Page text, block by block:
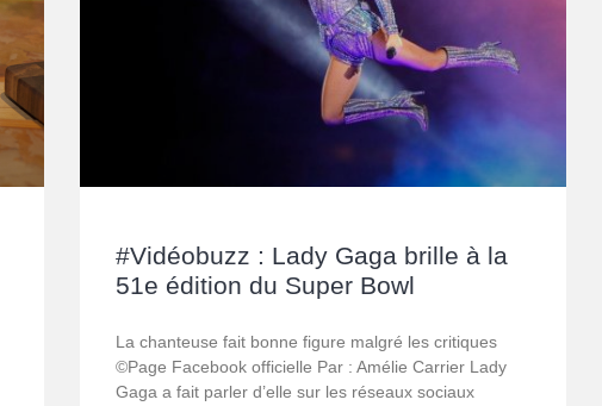
#Vidéobuzz : Lady Gaga brille à la
51e édition du Super Bowl
La chanteuse fait bonne figure malgré les critiques
©Page Facebook officielle Par : Amélie Carrier Lady
Gaga a fait parler d’elle sur les réseaux sociaux